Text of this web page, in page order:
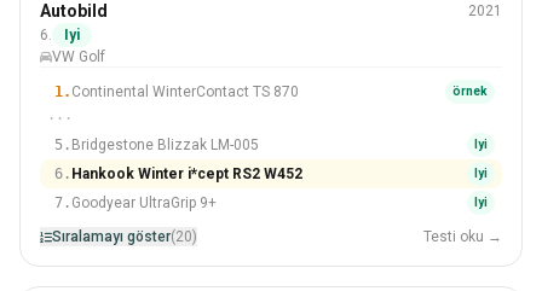
205/55 R16
#6 Içinden 20 Lastikler
Autobild
2021
6.
Iyi
VW Golf
1. Continental WinterContact TS 870 örnek
···
5. Bridgestone Blizzak LM-005 Iyi
6. Hankook Winter i*cept RS2 W452 Iyi
7. Goodyear UltraGrip 9+ Iyi
Sıralamayı göster(20) Testi oku →